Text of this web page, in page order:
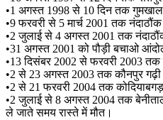
•1 अगस्त 1998 से 10 दिन तक
•9 फरवरी से 5 मार्च 2001 तक
•2 जुलाई से 4 अगस्त 2001 तक
•31 अगस्त 2001 को पौड़ी बचाओ
•13 दिसंबर 2002 से फरवरी 2003 तक
•2 से 23 अगस्त 2003 तक कौनपुर
•2 से 21 फरवरी 2004 तक
•2 जुलाई से 8 अगस्त 2004 तक
ले जाते समय रास्ते में मौत।